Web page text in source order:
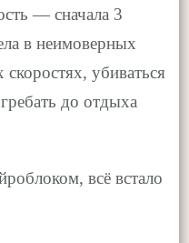
— сначала 3
в неимоверных
убиваться
до отдыха
всё встало